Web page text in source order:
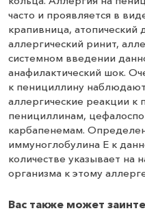
часто и проявляется в
крапивница, атопический
аллергический ринит,
системном введении
анафилактический шок.
к пенициллину
аллергические реакции к
пенициллинам,
карбапенемам.
иммуноглобулина Е к
количестве указывает на
организма к этому
Вас также может